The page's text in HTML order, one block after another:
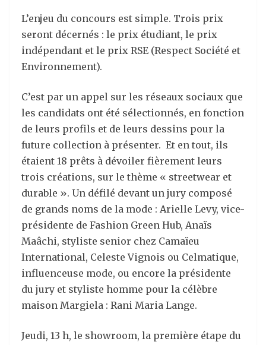
L’enjeu du concours est simple. Trois prix
seront décernés : le prix étudiant, le prix
indépendant et le prix RSE (Respect Société et
Environnement).
C’est par un appel sur les réseaux sociaux que
les candidats ont été sélectionnés, en fonction
de leurs profils et de leurs dessins pour la
future collection à présenter. Et en tout, ils
étaient 18 prêts à dévoiler fièrement leurs
trois créations, sur le thème « streetwear et
durable ». Un défilé devant un jury composé
de grands noms de la mode : Arielle Levy, vice-
présidente de Fashion Green Hub, Anaïs
Maâchi, styliste senior chez Camaïeu
International, Celeste Vignois ou Celmatique,
influenceuse mode, ou encore la présidente
du jury et styliste homme pour la célèbre
maison Margiela : Rani Maria Lange.
Jeudi, 13 h, le showroom, la première étape du